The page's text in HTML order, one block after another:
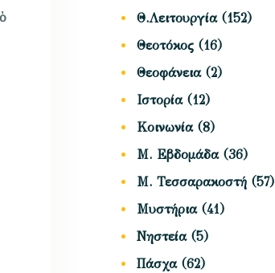
Θ.Λειτουργία(152)
Θεοτόκος (16)
Θεοφάνεια(2)
Ιστορία(12)
Κοινωνία(8)
Μ. Εβδομάδα(36)
Μ. Τεσσαρακοστή (57)
Μυστήρια(41)
Νηστεία(5)
Πάσχα(62)